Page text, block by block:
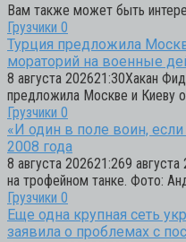
Вам также может быть
Грузчики 0
Турция предложила
мораторий на военные
8 августа 202621:30Хакан
предложила Москве и Киеву
Грузчики 0
«И один в поле воин,
2008 года
8 августа 202621:269
на трофейном танке. Фото:
Грузчики 0
Еще одна крупная сеть
заявила о проблемах с